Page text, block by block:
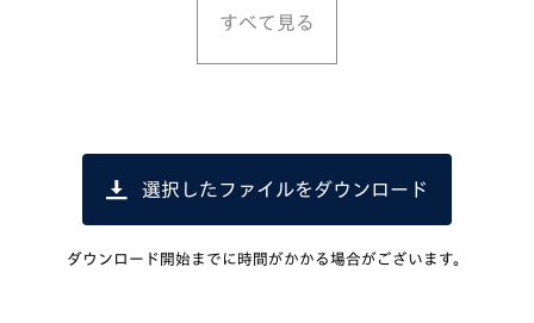
すべて見る
選択したファイルをダウンロード
ダウンロード開始までに時間がかかる場合がございます。